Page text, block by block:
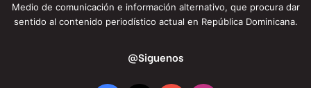
Medio de comunicación e información alternativo, que procura dar
sentido al contenido periodístico actual en República Dominicana.
@Siguenos